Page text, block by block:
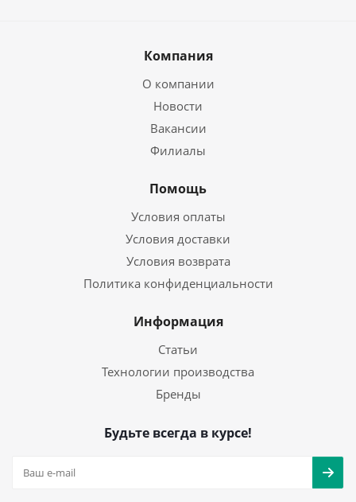
Компания
О компании
Новости
Вакансии
Филиалы
Помощь
Условия оплаты
Условия доставки
Условия возврата
Политика конфиденциальности
Информация
Статьи
Технологии производства
Бренды
Будьте всегда в курсе!